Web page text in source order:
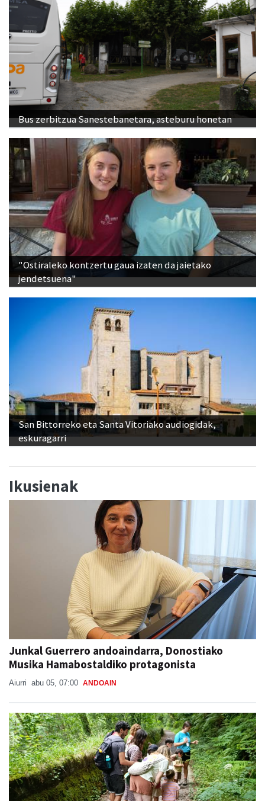
Bus zerbitzua Sanestebanetara, asteburu honetan
"Ostiraleko kontzertu gaua izaten da jaietako
jendetsuena"
San Bittorreko eta Santa Vitoriako audiogidak,
eskuragarri
Junkal Guerrero andoaindarra, Donostiako
Musika Hamabostaldiko protagonista
Aiurri abu 05, 07:00